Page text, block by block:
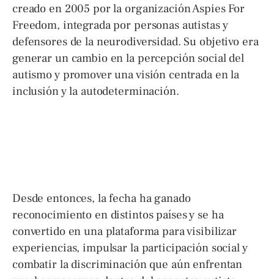
creado en 2005 por la organización Aspies For
Freedom, integrada por personas autistas y
defensores de la neurodiversidad. Su objetivo era
generar un cambio en la percepción social del
autismo y promover una visión centrada en la
inclusión y la autodeterminación.
Desde entonces, la fecha ha ganado
reconocimiento en distintos países y se ha
convertido en una plataforma para visibilizar
experiencias, impulsar la participación social y
combatir la discriminación que aún enfrentan